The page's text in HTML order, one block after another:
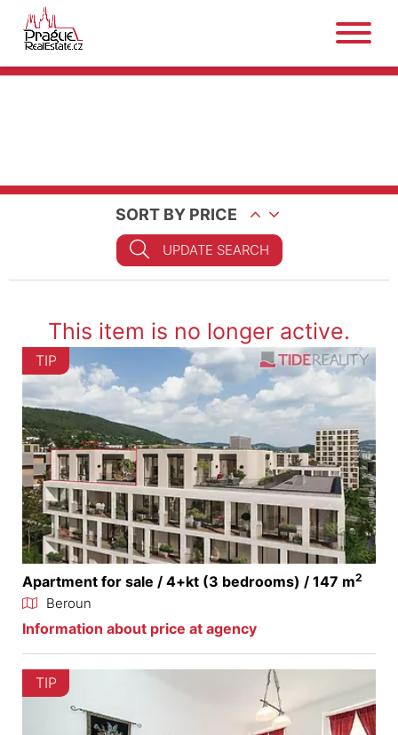
SORT BY PRICE
UPDATE SEARCH
This item is no longer active.
TIP
Apartment for sale / 4+kt (3 bedrooms) / 147 m2
Beroun
Information about price at agency
TIP